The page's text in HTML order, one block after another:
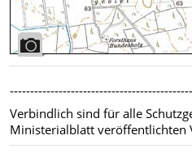
Verbindlich sind für alle
Ministerialblatt veröffentlichten